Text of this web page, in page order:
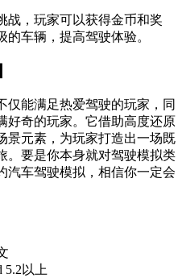
战，玩家可以获得金币和奖
车辆，提高驾驶体验。
仅能满足热爱驾驶的玩家，同
好奇的玩家。它借助高度还原
景元素，为玩家打造出一场既
。要是你本身就对驾驶模拟类
汽车驾驶模拟，相信你一定会
5.2以上